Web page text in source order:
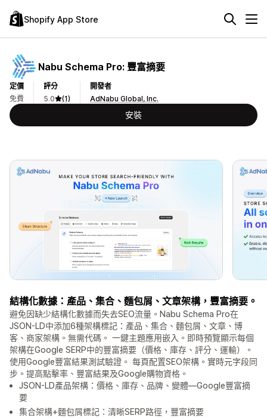
Shopify App Store
Nabu Schema Pro: 豐富摘要
定價
免費
評分
5.0
(1)
開發者
AdNabu Global, Inc.
安裝
結構化數據：產品、集合、麵包屑、文章架構，豐富摘要。
避免因缺少結構化數據而失去SEO流量。Nabu Schema Pro在
JSON-LD中添加6種架構標記：產品、集合、麵包屑、文章、博
客、商家架構。無需代碼。 一鍵主題應用嵌入。即時預覽顯示每個
架構在Google SERP中的豐富摘要（價格、庫存、評分、運輸）。
使用Google豐富結果測試驗證。 每頁配置SEO架構。實時元字段同
步。提高點擊率、豐富結果及Google購物資格。
JSON-LD產品架構：價格、庫存、品牌、變體—Google豐富摘
要
集合架構+麵包屑標記：清晰SERP路徑，豐富摘要